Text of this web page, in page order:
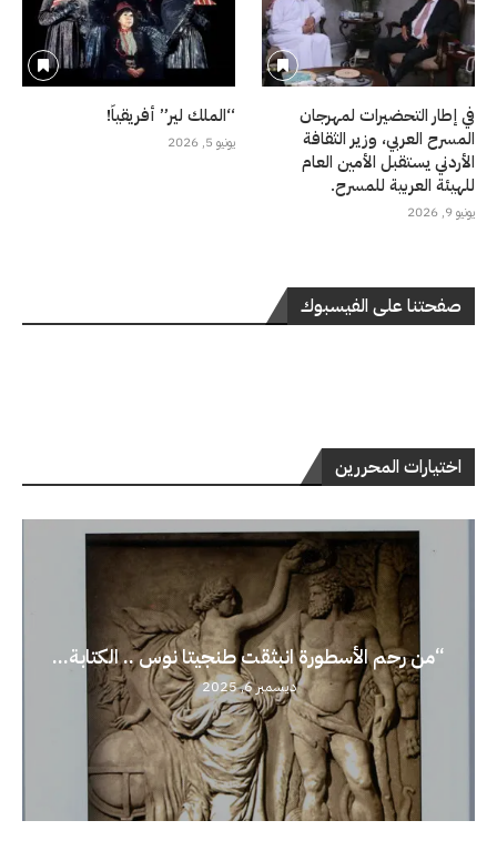
في إطار التحضيرات لمهرجان
المسرح العربي، وزير الثقافة
الأردني يستقبل الأمين العام
للهيئة العربية للمسرح.
يونيو 9, 2026
“الملك لير” أفريقياً!
يونيو 5, 2026
صفحتنا على الفيسبوك
اختيارات المحررين
“من رحم الأسطورة انبثقت طنجيتا نوس .. الكتابة...
ديسمبر 6, 2025